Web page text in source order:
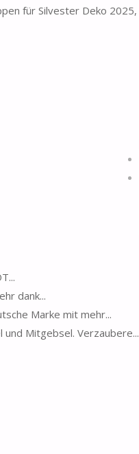
für Silvester Deko 2025,
dank...
Marke mit mehr...
Mitgebsel. Verzaubere...